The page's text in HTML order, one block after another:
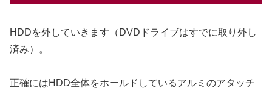
HDDを外していきます（DVDドライブはすでに取り外し
済み）。
正確にはHDD全体をホールドしているアルミのアタッチ